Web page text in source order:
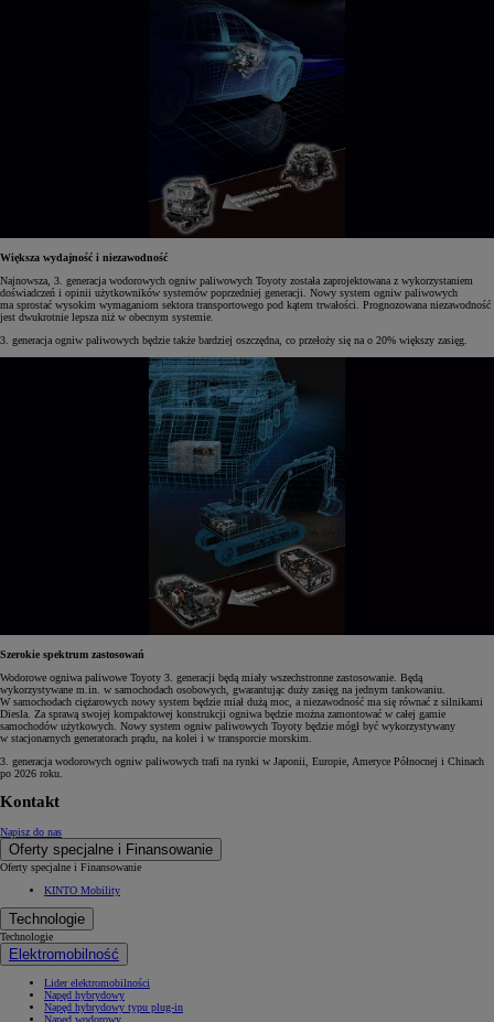
Większa wydajność i niezawodność
Najnowsza, 3. generacja wodorowych ogniw paliwowych Toyoty została zaprojektowana z wykorzystaniem
doświadczeń i opinii użytkowników systemów poprzedniej generacji. Nowy system ogniw paliwowych
ma sprostać wysokim wymaganiom sektora transportowego pod kątem trwałości. Prognozowana niezawodność
jest dwukrotnie lepsza niż w obecnym systemie.
3. generacja ogniw paliwowych będzie także bardziej oszczędna, co przełoży się na o 20% większy zasięg.
Szerokie spektrum zastosowań
Wodorowe ogniwa paliwowe Toyoty 3. generacji będą miały wszechstronne zastosowanie. Będą
wykorzystywane m.in. w samochodach osobowych, gwarantując duży zasięg na jednym tankowaniu.
W samochodach ciężarowych nowy system będzie miał dużą moc, a niezawodność ma się równać z silnikami
Diesla. Za sprawą swojej kompaktowej konstrukcji ogniwa będzie można zamontować w całej gamie
samochodów użytkowych. Nowy system ogniw paliwowych Toyoty będzie mógł być wykorzystywany
w stacjonarnych generatorach prądu, na kolei i w transporcie morskim.
3. generacja wodorowych ogniw paliwowych trafi na rynki w Japonii, Europie, Ameryce Północnej i Chinach
po 2026 roku.
Kontakt
Napisz do nas
Oferty specjalne i Finansowanie
Oferty specjalne i Finansowanie
KINTO Mobility
Technologie
Technologie
Elektromobilność
Lider elektromobilności
Napęd hybrydowy
Napęd hybrydowy typu plug-in
Napęd wodorowy